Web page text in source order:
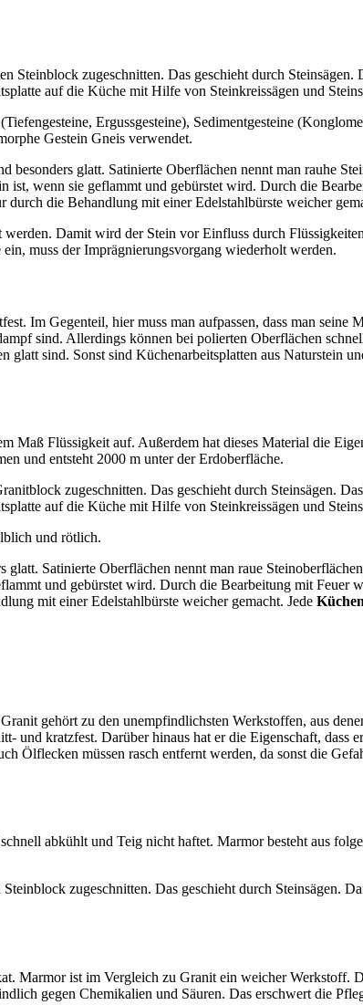
Steinblock zugeschnitten. Das geschieht durch Steinsägen.
auf die Küche mit Hilfe von Steinkreissägen und
Ergussgesteine), Sedimentgesteine
Gestein Gneis verwendet.
besonders glatt. Satinierte Oberflächen nennt man rauhe
ist, wenn sie geflammt und gebürstet wird. Durch die
die Behandlung mit einer Edelstahlbürste weicher
Damit wird der Stein vor Einfluss durch
muss der Imprägnierungsvorgang wiederholt werden.
Im Gegenteil, hier muss man aufpassen, dass man seine
sind. Allerdings können bei polierten Oberflächen
sind. Sonst sind Küchenarbeitsplatten aus Naturstein
Maß Flüssigkeit auf. Außerdem hat dieses Material die
und entsteht 2000 m unter der Erdoberfläche.
zugeschnitten. Das geschieht durch Steinsägen.
auf die Küche mit Hilfe von Steinkreissägen und
und rötlich.
Satinierte Oberflächen nennt man raue
und gebürstet wird. Durch die Bearbeitung mit Feuer
mit einer Edelstahlbürste weicher gemacht. Jede
gehört zu den unempfindlichsten Werkstoffen, aus
kratzfest. Darüber hinaus hat er die Eigenschaft, dass
Ölflecken müssen rasch entfernt werden, da sonst die
abkühlt und Teig nicht haftet. Marmor besteht aus
zugeschnitten. Das geschieht durch Steinsägen.
Marmor ist im Vergleich zu Granit ein weicher Werkstoff.
gegen Chemikalien und Säuren. Das erschwert die